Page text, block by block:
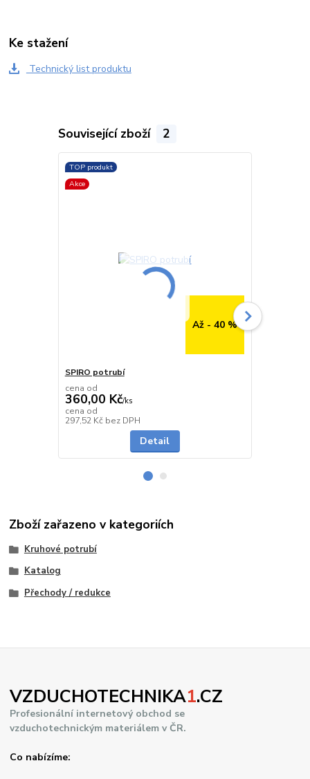
Ke stažení
Technický list produktu
Související zboží 2
TOP produkt
Akce
Až - 40 %
SPIRO potrubí
cena od
360,00 Kč/ks
cena od
297,52 Kč bez DPH
Detail
Zboží zařazeno v kategoriích
Kruhové potrubí
Katalog
Přechody / redukce
VZDUCHOTECHNIKA1.CZ
Profesionální internetový obchod se
vzduchotechnickým materiálem v ČR.
Co nabízíme: